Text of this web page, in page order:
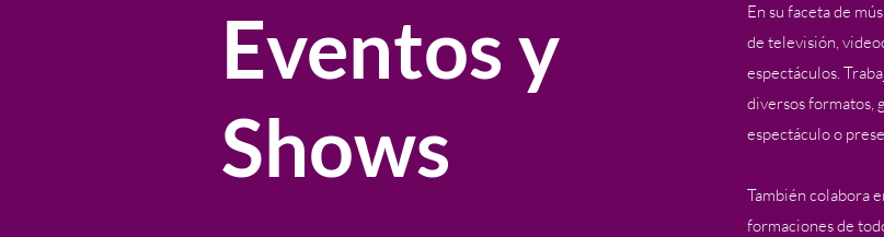
Eventos y
Shows
En su faceta de
de televisión,
espectáculos.
diversos formatos,
espectáculo o
También colabora
formaciones de